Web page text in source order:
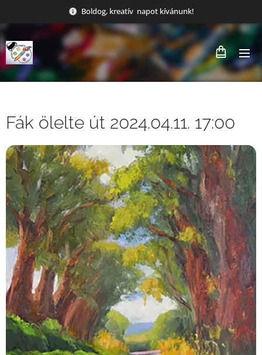
Boldog, kreatív napot kívánunk!
Fák ölelte út 2024.04.11. 17:00